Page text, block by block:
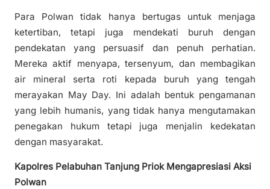
Para Polwan tidak hanya bertugas untuk menjaga
ketertiban, tetapi juga mendekati buruh dengan
pendekatan yang persuasif dan penuh perhatian.
Mereka aktif menyapa, tersenyum, dan membagikan
air mineral serta roti kepada buruh yang tengah
merayakan May Day. Ini adalah bentuk pengamanan
yang lebih humanis, yang tidak hanya mengutamakan
penegakan hukum tetapi juga menjalin kedekatan
dengan masyarakat.
Kapolres Pelabuhan Tanjung Priok Mengapresiasi Aksi
Polwan